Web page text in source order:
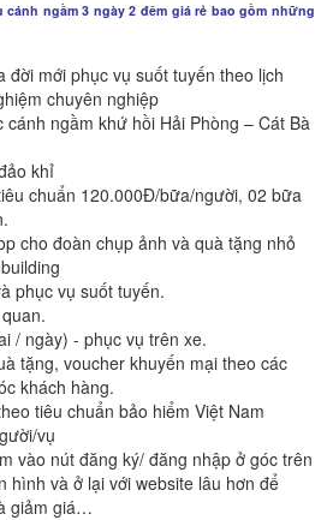
ngầm 3 ngày 2 đêm giá rẻ bao gồm những
đời mới phục vụ suốt tuyến theo lịch
chuyên nghiệp
cánh ngầm khứ hồi Hải Phòng – Cát Bà
khỉ
chuẩn 120.000Đ/bữa/người, 02 bữa
cho đoàn chụp ảnh và quà tặng nhỏ
phục vụ suốt tuyến.
/ ngày) - phục vụ trên xe.
tặng, voucher khuyến mại theo các
khách hàng.
tiêu chuẩn bảo hiểm Việt Nam
vụ
vào nút đăng ký/ đăng nhập ở góc trên
hình và ở lại với website lâu hơn để
giảm giá…